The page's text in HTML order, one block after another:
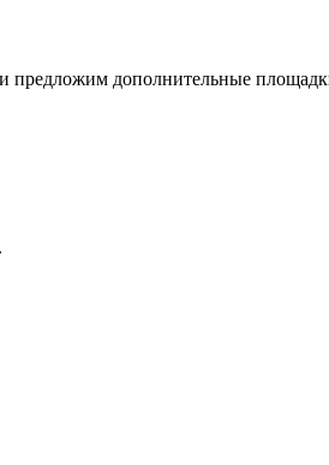
предложим дополнительные